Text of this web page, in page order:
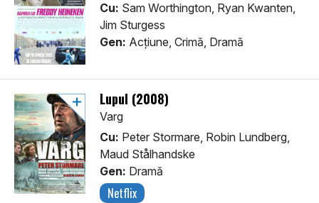
Cu: Sam Worthington, Ryan Kwanten,
Jim Sturgess
Gen: Acţiune, Crimă, Dramă
Lupul (2008)
Varg
Cu: Peter Stormare, Robin Lundberg,
Maud Stålhandske
Gen: Dramă
Netflix